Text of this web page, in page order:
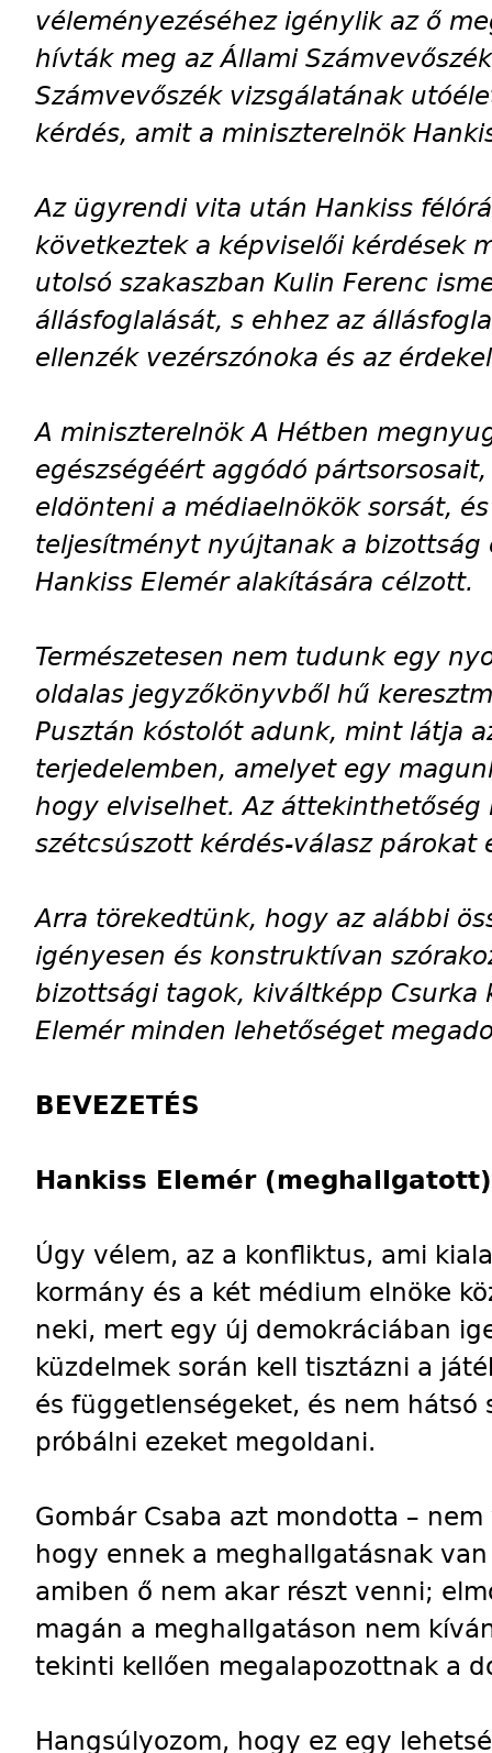
véleményezéséhez igénylik az ő
hívták meg az Állami
Számvevőszék vizsgálatának
kérdés, amit a miniszterelnök
Az ügyrendi vita után Hankiss
következtek a képviselői kérdések
utolsó szakaszban Kulin Ferenc
állásfoglalását, s ehhez az
ellenzék vezérszónoka és az
A miniszterelnök A Hétben
egészségéért aggódó
eldönteni a médiaelnökök sorsát,
teljesítményt nyújtanak a
Hankiss Elemér alakítására célzott.
Természetesen nem tudunk egy
oldalas jegyzőkönyvből hű
Pusztán kóstolót adunk, mint látja
terjedelemben, amelyet egy
hogy elviselhet. Az áttekinthetőség
szétcsúszott kérdés-válasz párokat
Arra törekedtünk, hogy az alábbi
igényesen és konstruktívan
bizottsági tagok, kiváltképp Csurka
Elemér minden lehetőséget
BEVEZETÉS
Hankiss Elemér
Úgy vélem, az a konfliktus, ami
kormány és a két médium elnöke
neki, mert egy új demokráciában
küzdelmek során kell tisztázni a
és függetlenségeket, és nem hátsó
próbálni ezeket megoldani.
Gombár Csaba azt mondotta –
hogy ennek a meghallgatásnak
amiben ő nem akar részt venni;
magán a meghallgatáson nem
tekinti kellően megalapozottnak a
Hangsúlyozom, hogy ez egy